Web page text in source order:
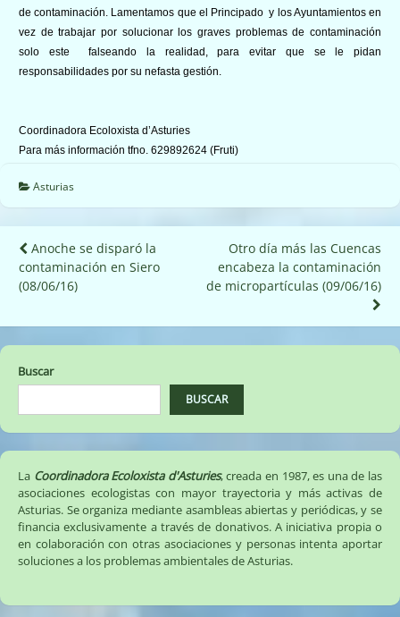
de contaminación. Lamentamos que el Principado y los Ayuntamientos en
vez de trabajar por solucionar los graves problemas de contaminación
solo este falseando la realidad, para evitar que se le pidan
responsabilidades por su nefasta gestión.
Coordinadora Ecoloxista d’Asturies
Para más información tfno. 629892624 (Fruti)
Asturias
Navegación
de
Anoche se disparó la
contaminación en Siero
(08/06/16)
Otro día más las Cuencas
encabeza la contaminación
de micropartículas (09/06/16)
Buscar
BUSCAR
La Coordinadora Ecoloxista d'Asturies, creada en 1987, es una de las
asociaciones ecologistas con mayor trayectoria y más activas de
Asturias. Se organiza mediante asambleas abiertas y periódicas, y se
financia exclusivamente a través de donativos. A iniciativa propia o
en colaboración con otras asociaciones y personas intenta aportar
soluciones a los problemas ambientales de Asturias.